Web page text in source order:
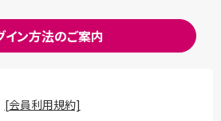
イン方法のご案内
[会員利用規約]